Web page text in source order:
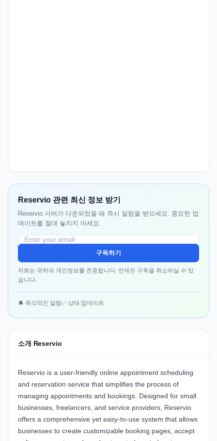
Reservio 관련 최신 정보 받기
Reservio 서버가 다운되었을 때 즉시 알림을 받으세요. 중요한 업
데이트를 절대 놓치지 마세요.
구독하기
저희는 귀하의 개인정보를 존중합니다. 언제든 구독을 취소하실 수 있
습니다.
🔔 즉각적인 알림✅ 상태 업데이트
소개 Reservio
Reservio is a user-friendly online appointment scheduling
and reservation service that simplifies the process of
managing appointments and bookings. Designed for small
businesses, freelancers, and service providers, Reservio
offers a comprehensive yet easy-to-use system that allows
businesses to create customizable booking pages, accept